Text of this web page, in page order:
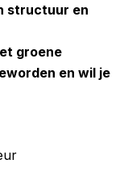
structuur en
groene
en wil je